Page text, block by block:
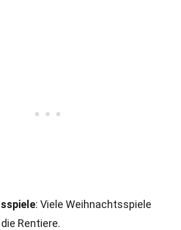
: Viele Weihnachtsspiele
Rentiere.